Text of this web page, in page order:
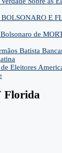
E
de
Batista
Eleitores
Florida